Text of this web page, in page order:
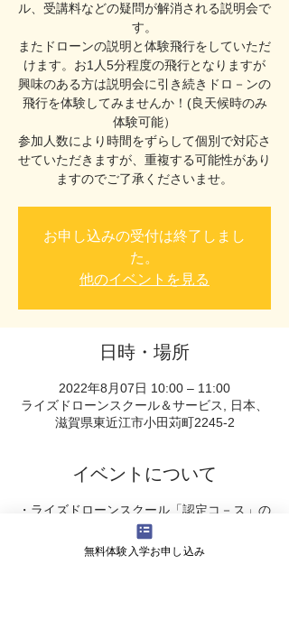
ル、受講料などの疑問が解消される説明会で
す。
またドローンの説明と体験飛行をしていただ
けます。お1人5分程度の飛行となりますが
興味のある方は説明会に引き続きドロ－ンの
飛行を体験してみませんか！(良天候時のみ
体験可能）
参加人数により時間をずらして個別で対応さ
せていただきますが、重複する可能性があり
ますのでご了承くださいませ。
お申し込みの受付は終了しまし
た。
他のイベントを見る
日時・場所
2022年8月07日 10:00 – 11:00
ライズドローンスクール＆サービス, 日本、
滋賀県東近江市小田苅町2245-2
イベントについて
・ライズドローンスクール「認定コ－ス」の
ご説明
・ライズオリジナル「オプションコース」の
ご説明
無料体験入学お申し込み